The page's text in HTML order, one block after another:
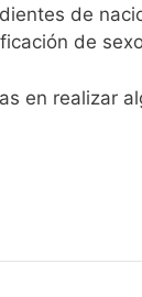
de
de
en realizar